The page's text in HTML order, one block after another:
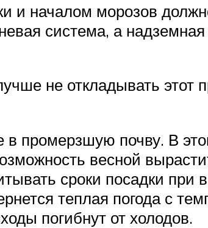
и началом морозов
система, а
не откладывать этот
в промерзшую почву. В
весной
сроки посадки при
теплая погода с
погибнут от холодов.